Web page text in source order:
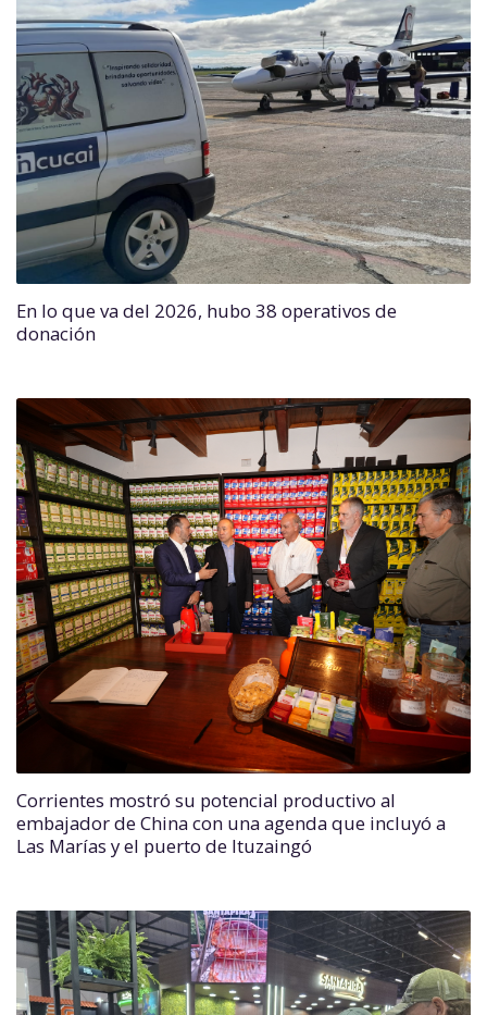
En lo que va del 2026, hubo 38 operativos de
donación
Corrientes mostró su potencial productivo al
embajador de China con una agenda que incluyó a
Las Marías y el puerto de Ituzaingó